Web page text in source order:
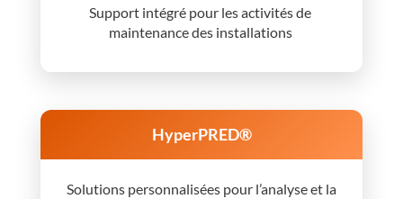
Support intégré pour les activités de
maintenance des installations
HyperPRED®
Solutions personnalisées pour l’analyse et la